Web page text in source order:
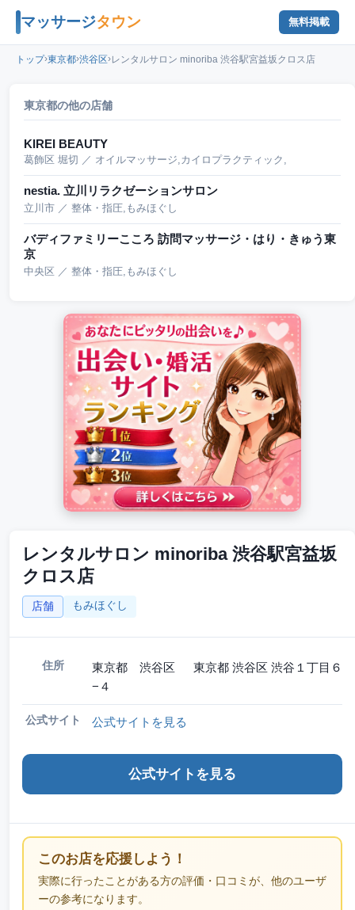
マッサージタウン 無料掲載
トップ›東京都›渋谷区›レンタルサロン minoriba 渋谷駅宮益坂クロス店
レンタルサロン minoriba 渋谷駅宮益坂
クロス店
店舗 もみほぐし
住所
東京都 渋谷区 東京都 渋谷区 渋谷１丁目６
−４
公式サイト 公式サイトを見る
公式サイトを見る
このお店を応援しよう！
実際に行ったことがある方の評価・口コミが、他のユーザ
ーの参考になります。
東京都の他の店舗
KIREI BEAUTY
葛飾区 堀切 ／ オイルマッサージ,カイロプラクティック,
nestia. 立川リラクゼーションサロン
立川市 ／ 整体・指圧,もみほぐし
バディファミリーこころ 訪問マッサージ・はり・きゅう東
京
中央区 ／ 整体・指圧,もみほぐし